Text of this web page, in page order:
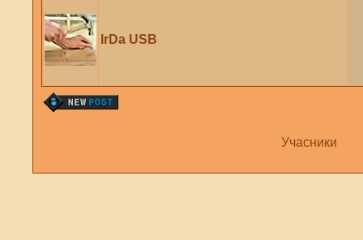
IrDa USB
Учасники